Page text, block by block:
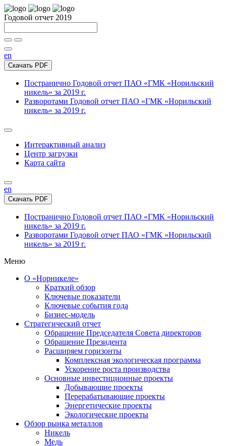
Годовой отчет 2019
en
Скачать PDF
Постранично Годовой отчет ПАО «ГМК «Норильский
никель» за 2019 г.
Разворотами Годовой отчет ПАО «ГМК «Норильский
никель» за 2019 г.
Интерактивный анализ
Центр загрузки
Карта сайта
en
Скачать PDF
Постранично Годовой отчет ПАО «ГМК «Норильский
никель» за 2019 г.
Разворотами Годовой отчет ПАО «ГМК «Норильский
никель» за 2019 г.
Меню
О «Норникеле»
Краткий обзор
Ключевые показатели
Ключевые события года
Бизнес-модель
Стратегический отчет
Обращение Председателя Совета директоров
Обращение Президента
Расширяем горизонты
Комплексная экологическая программа
Ускорение роста производства
Основные инвестиционные проекты
Добывающие проекты
Перерабатывающие проекты
Энергетические проекты
Экологические проекты
Обзор рынка металлов
Никель
Медь